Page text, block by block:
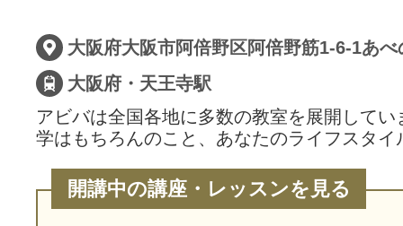
大阪府・天王寺駅
アビバは全国各地に多数の教室を展開してい
学はもちろんのこと、あなたのライフスタ
開講中の講座・レッスンを見る